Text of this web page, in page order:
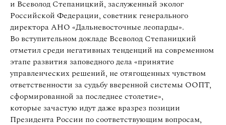
и Всеволод Степаницкий, заслуженный эколог
Российской Федерации, советник генерального
директора АНО «Дальневосточные леопарды».
Во вступительном докладе Всеволод Степаницкий
отметил среди негативных тенденций на современном
этапе развития заповедного дела «принятие
управленческих решений, не отягощенных чувством
ответственности за судьбу вверенной системы ООПТ,
сформированной за последнее столетие»,
которые зачастую идут даже вразрез позиции
Президента России по соответствующим вопросам,